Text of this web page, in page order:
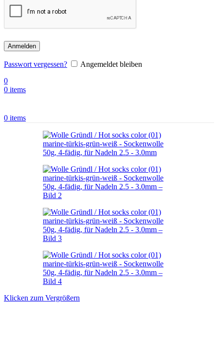
Anmelden
Passwort vergessen?
Angemeldet bleiben
0
0 items
0 items
Klicken zum Vergrößern